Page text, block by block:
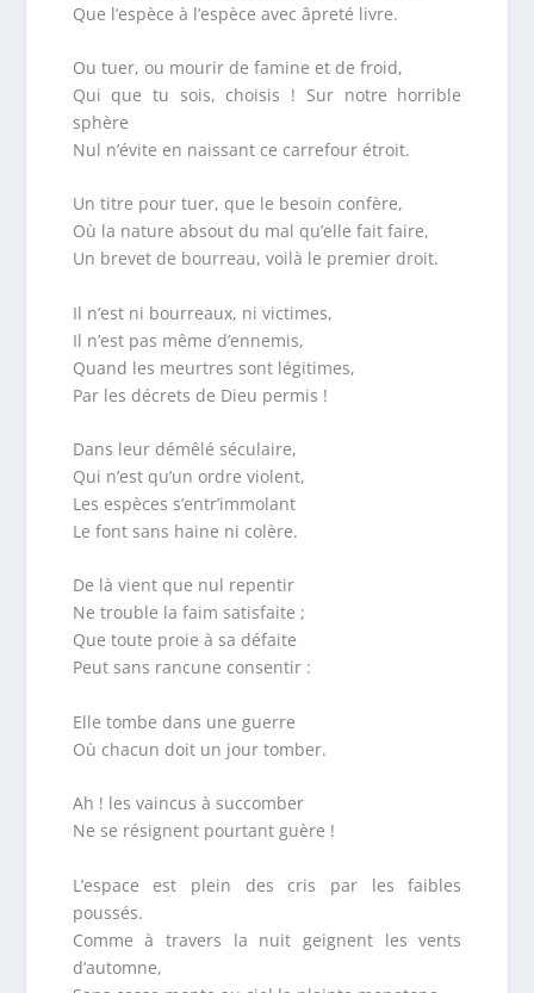
Que l’espèce à l’espèce avec âpreté livre.
Ou tuer, ou mourir de famine et de froid,
Qui que tu sois, choisis ! Sur notre horrible
sphère
Nul n’évite en naissant ce carrefour étroit.
Un titre pour tuer, que le besoin confère,
Où la nature absout du mal qu’elle fait faire,
Un brevet de bourreau, voilà le premier droit.
Il n’est ni bourreaux, ni victimes,
Il n’est pas même d’ennemis,
Quand les meurtres sont légitimes,
Par les décrets de Dieu permis !
Dans leur démêlé séculaire,
Qui n’est qu’un ordre violent,
Les espèces s’entr’immolant
Le font sans haine ni colère.
De là vient que nul repentir
Ne trouble la faim satisfaite ;
Que toute proie à sa défaite
Peut sans rancune consentir :
Elle tombe dans une guerre
Où chacun doit un jour tomber.
Ah ! les vaincus à succomber
Ne se résignent pourtant guère !
L’espace est plein des cris par les faibles
poussés.
Comme à travers la nuit geignent les vents
d’automne,